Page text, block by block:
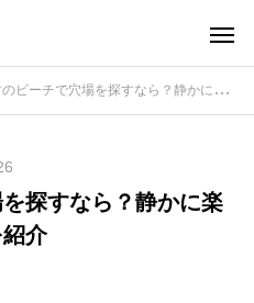
チで穴場を探すなら？静かに楽しめる海辺スポットを紹介
探すなら？静かに楽
介